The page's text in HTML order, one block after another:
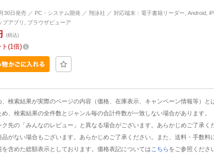
30日発売 ／ PC・システム開発 ／ 翔泳社 ／ 対応端末：電子書籍リーダー, Android,
プアプリ, ブラウザビューア
(税込)
1倍
検索結果が実際のページの内容（価格、在庫表示、キャンペーン情報等）と
、検索結果の全件数とジャンル毎の合計件数が一致しない場合があります。
先の「みんなのレビュー」と異なる場合がございます。あらかじめご了承く
がない場合もございます。あらかじめご了承ください。また、送料・手数料
含めた総額表示としております。価格表記については こちら をご参照くださ